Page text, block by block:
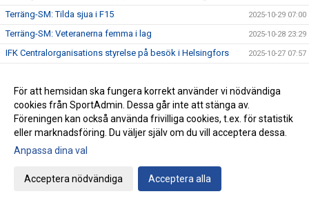
Terräng-SM: Tilda sjua i F15 2025-10-29 07:00
Terräng-SM: Veteranerna femma i lag 2025-10-28 23:29
IFK Centralorganisations styrelse på besök i Helsingfors 2025-10-27 07:57
Terräng-SM: Bronsmedalj till P19-laget 2025-10-26 09:07
Janne skriver om skolidrottsplatser
Terräng-SM: Kassaskåpssäkert P19-guld till Kalle 2025-10-25 22:00
Terräng-SM: Silver till Nina i K55
Terräng-SM: Veteran-silver till Kenneth Gysing
Vilka fantastiska funktionärer vi har!
För att hemsidan ska fungera korrekt använder vi nödvändiga
cookies från SportAdmin. Dessa går inte att stänga av.
Föreningen kan också använda frivilliga cookies, t.ex. för statistik
eller marknadsföring. Du väljer själv om du vill acceptera dessa.
Anpassa dina val
Acceptera nödvändiga Acceptera alla